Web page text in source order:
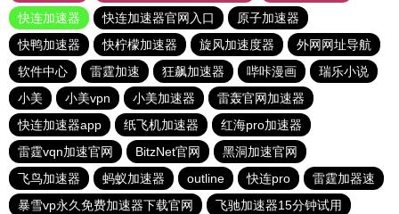
快连加速器
快连加速器官网入口
原子加速器
快鸭加速器
快柠檬加速器 旋风加速度器
外网网址导航
软件中心
雷霆加速 狂飙加速器 哔咔漫画
瑞乐小说
小美
小美vpn 小美加速器
雷轰官网加速器
快连加速器app
纸飞机加速器
红海pro加速器
雷霆vqn加速官网
BitzNet官网
黑洞加速官网
飞鸟加速器
蚂蚁加速器 outline 快连pro
雷霆加器速
暴雪vp永久免费加速器下载官网
飞驰加速器15分钟试用